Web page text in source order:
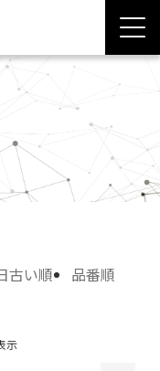
古い順
品番順
示